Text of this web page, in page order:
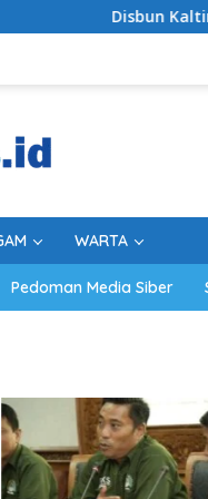
Disbun Kaltim:
WARTA
Pedoman Media Siber